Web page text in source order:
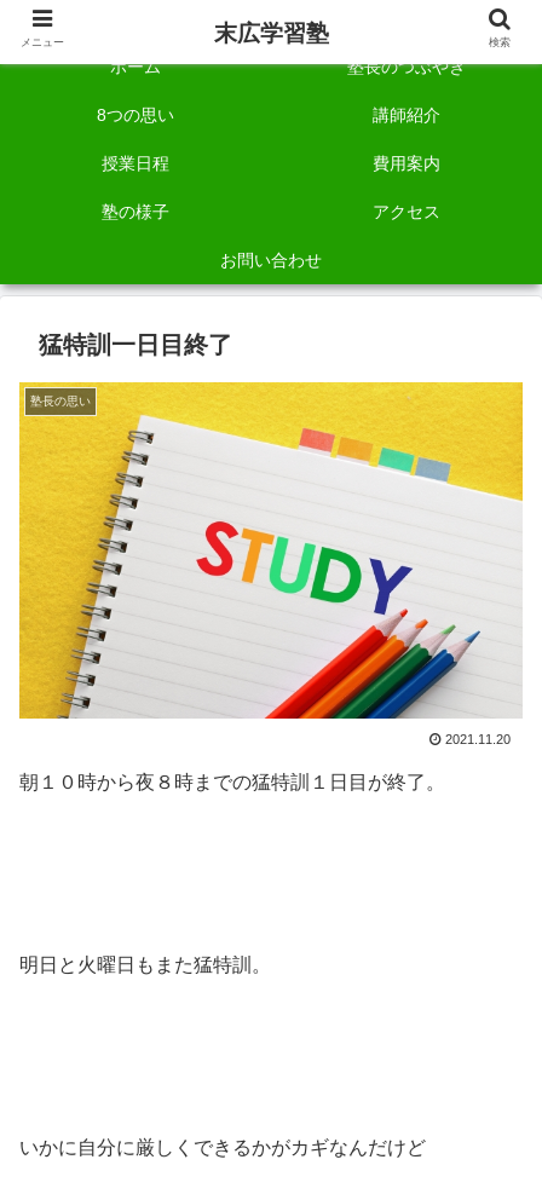
自称「一宮でいちばん塾で勉強させる塾」です。
ホーム 塾長のつぶやき
8つの思い 講師紹介
授業日程 費用案内
塾の様子 アクセス
お問い合わせ
猛特訓一日目終了
塾長の思い
2021.11.20
朝１０時から夜８時までの猛特訓１日目が終了。
明日と火曜日もまた猛特訓。
いかに自分に厳しくできるかがカギなんだけど
メニュー 末広学習塾 検索